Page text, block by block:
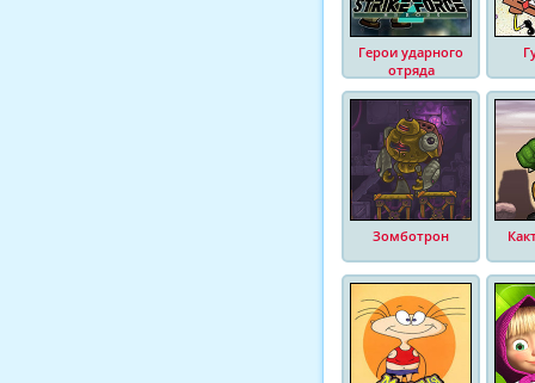
Герои ударного
отряда
Зомботрон